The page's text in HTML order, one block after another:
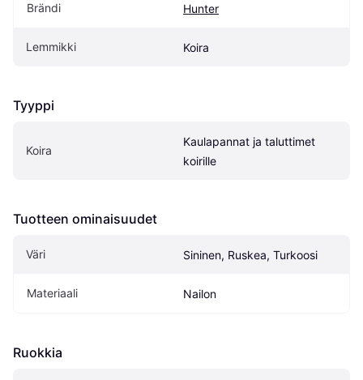
Brändi Hunter
Lemmikki Koira
Tyyppi
Koira
Kaulapannat ja taluttimet
koirille
Tuotteen ominaisuudet
Väri Sininen, Ruskea, Turkoosi
Materiaali Nailon
Ruokkia